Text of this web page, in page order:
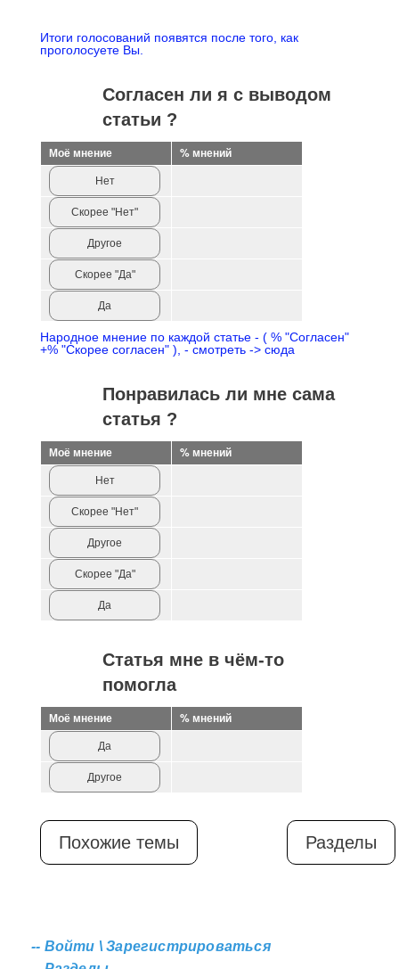
Итоги голосований появятся после того, как
проголосуете Вы.
Согласен ли я с выводом
статьи ?
Моё мнение % мнений
Нет
Скорее "Нет"
Другое
Скорее "Да"
Да
Народное мнение по каждой статье - ( % "Согласен"
+% "Скорее согласен" ), - смотреть -> сюда
Понравилась ли мне сама
статья ?
Моё мнение % мнений
Нет
Скорее "Нет"
Другое
Скорее "Да"
Да
Статья мне в чём-то
помогла
Моё мнение % мнений
Да
Другое
Похожие темы Разделы
-- Войти \ Зарегистрироваться